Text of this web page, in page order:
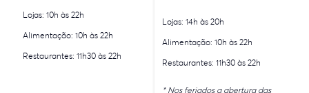
Lojas: 10h às 22h
Alimentação: 10h às 22h
Restaurantes: 11h30 às 22h
Lojas: 14h às 20h
Alimentação: 10h às 22h
Restaurantes: 11h30 às 22h
* Nos feriados a abertura das